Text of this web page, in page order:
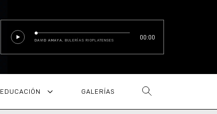
DAVID AMAYA , BULERÍAS RIOPLATENSES 00:00
EDUCACIÓN GALERÍAS